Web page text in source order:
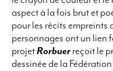
aspect à la fois brut et
pour les récits empreints
personnages ont un lien
projetRorbuer reçoit le
dessinée de la